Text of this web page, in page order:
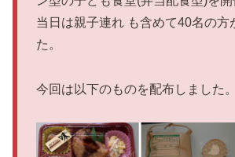
当日は親子連れ も含めて40名の方
た。
今回は以下のものを配布しました。